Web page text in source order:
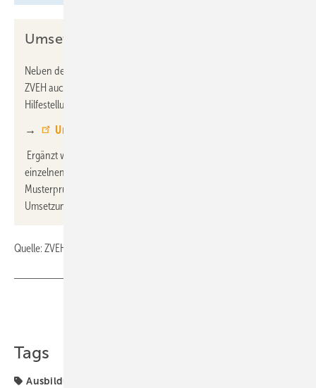
Umsetzungshilfe und Excel-Tool
Neben dem Rahmenlehrplan für den GSI-Meister stellt der
ZVEH auch die entsprechende Umsetzungshilfe, eine
Hilfestellung für die Meisterprüfungen, bereit.
→ Umsetzungshilfe des ZVEH
Ergänzt wird sie durch ein Excel-Tool zur Erfassung der
einzelnen Prüfungsergebnisse. Weitere Dokumente – so z.B.
Musterprüfungen im Teil 2 – werden aktuell erarbeitet. Die
Umsetzungshilfe wird dann entsprechend angepasst.
Quelle: ZVEH / fl
Tags
Ausbildung